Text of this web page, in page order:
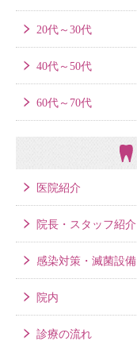
20代～30代
40代～50代
60代～70代
医院紹介
院長・スタッフ紹介
感染対策・滅菌設備
院内
診療の流れ